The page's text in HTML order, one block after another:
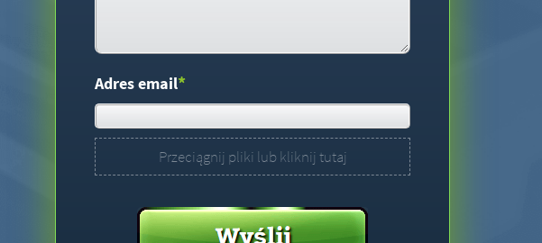
Adres email*
Przeciągnij pliki lub kliknij tutaj